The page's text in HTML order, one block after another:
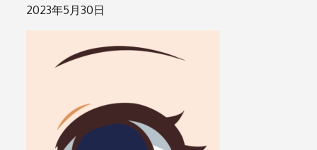
Posted
on
2023年5月30日